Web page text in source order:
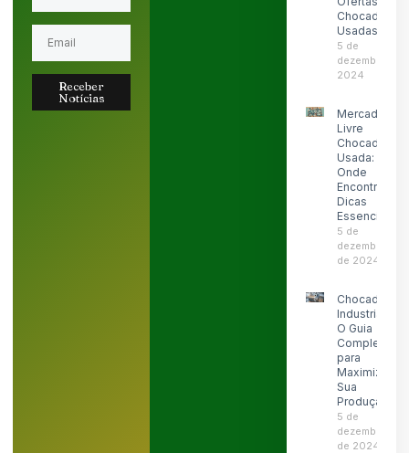
Receber
Notícias
Chocadeiras
Usadas
5 de
dezembro de
2024
Mercado
Livre
Chocadeira
Usada:
Onde
Encontrar e
Dicas
Essenciais
5 de
dezembro
de 2024
Chocadeira
Industrial:
O Guia
Completo
para
Maximizar
Sua
Produção
5 de
dezembro
de 2024